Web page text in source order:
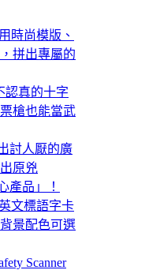
時尚模版、
拼出專屬的
認真的十字
槍也能當武
討人厭的廣
原兇
產品」！
文標語字卡
景配色可選
Scanner